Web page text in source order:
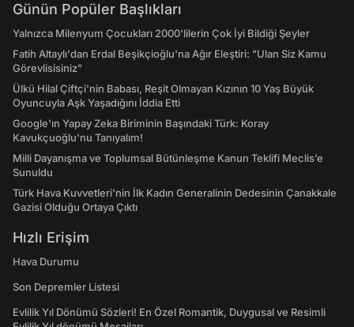
Günün Popüler Başlıkları
Yalnızca Milenyum Çocukları 2000'lilerin Çok İyi Bildiği Şeyler
Fatih Altaylı'dan Erdal Beşikçioğlu'na Ağır Eleştiri: "Ulan Siz Kamu
Görevlisisiniz"
Ülkü Hilal Çiftçi'nin Babası, Reşit Olmayan Kızının 10 Yaş Büyük
Oyuncuyla Aşk Yaşadığını İddia Etti
Google'ın Yapay Zeka Biriminin Başındaki Türk: Koray
Kavukçuoğlu'nu Tanıyalım!
Milli Dayanışma ve Toplumsal Bütünleşme Kanun Teklifi Meclis’e
Sunuldu
Türk Hava Kuvvetleri'nin İlk Kadın Generalinin Dedesinin Çanakkale
Gazisi Olduğu Ortaya Çıktı
Hızlı Erişim
Hava Durumu
Son Depremler Listesi
Evlilik Yıl Dönümü Sözleri! En Özel Romantik, Duygusal ve Resimli